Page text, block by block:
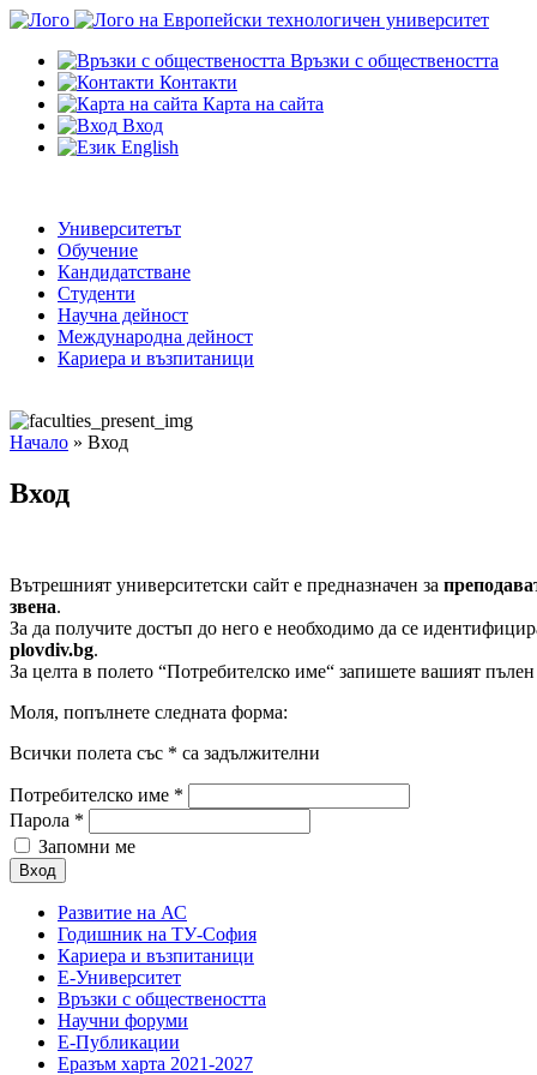
Връзки с обществеността
Контакти
Карта на сайта
Вход
English
Университетът
Обучение
Кандидатстване
Студенти
Научна дейност
Международна дейност
Кариера и възпитаници
Начало » Вход
Вход
Вътрешният университетски сайт е предназначен за
звена.
За да получите достъп до него е необходимо да се
plovdiv.bg.
За целта в полето “Потребителско име“ запишете вашият
Моля, попълнете следната форма:
Всички полета със * са задължителни
Потребителско име *
Парола *
Запомни ме
Развитие на АС
Годишник на ТУ-София
Кариера и възпитаници
Е-Университет
Връзки с обществеността
Научни форуми
Е-Публикации
Еразъм харта 2021-2027